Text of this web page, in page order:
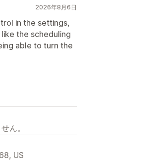
2026年8月6日
in the settings,
the scheduling
able to turn the
ん。
US